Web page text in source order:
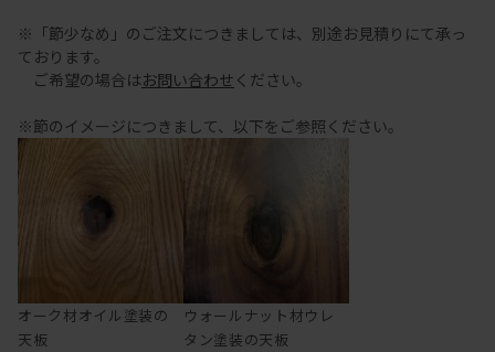
※「節少なめ」のご注文につきましては、別途お見積りにて承っ
ております。
ご希望の場合はお問い合わせ ください。
※節のイメージにつきまして、以下をご参照ください。
オーク材オイル塗装の
天板
ウォールナット材ウレ
タン塗装の天板